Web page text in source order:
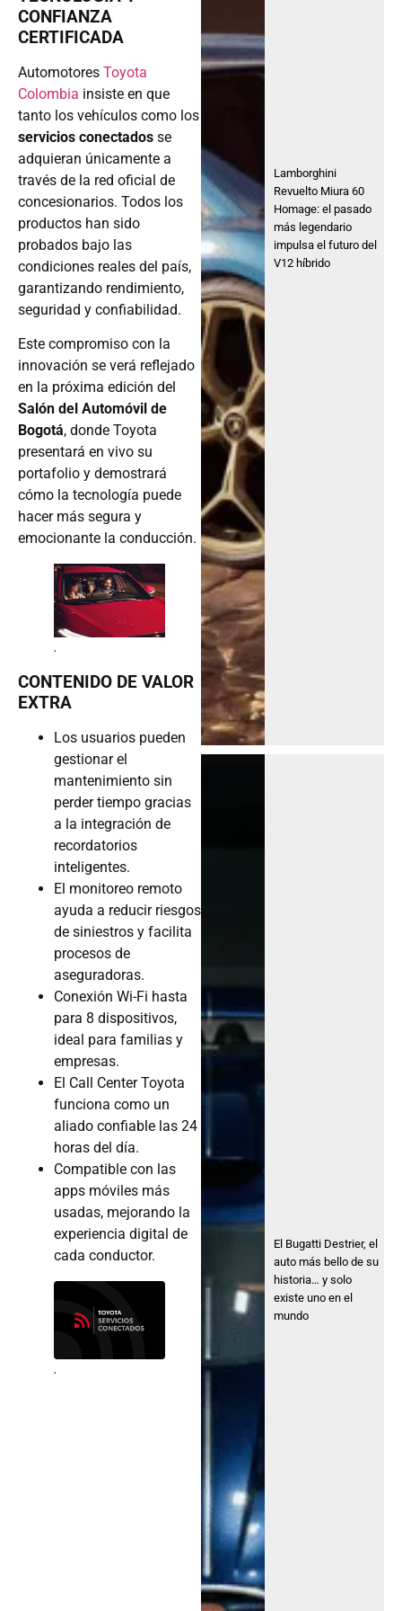
CONFIANZA
CERTIFICADA
Automotores Toyota
Colombia insiste en que
tanto los vehículos como los
servicios conectados se
adquieran únicamente a
través de la red oficial de
concesionarios. Todos los
productos han sido
probados bajo las
condiciones reales del país,
garantizando rendimiento,
seguridad y confiabilidad.
Este compromiso con la
innovación se verá reflejado
en la próxima edición del
Salón del Automóvil de
Bogotá, donde Toyota
presentará en vivo su
portafolio y demostrará
cómo la tecnología puede
hacer más segura y
emocionante la conducción.
.
CONTENIDO DE VALOR
EXTRA
Los usuarios pueden
gestionar el
mantenimiento sin
perder tiempo gracias
a la integración de
recordatorios
inteligentes.
El monitoreo remoto
ayuda a reducir riesgos
de siniestros y facilita
procesos de
aseguradoras.
Conexión Wi-Fi hasta
para 8 dispositivos,
ideal para familias y
empresas.
El Call Center Toyota
funciona como un
aliado confiable las 24
horas del día.
Compatible con las
apps móviles más
usadas, mejorando la
experiencia digital de
cada conductor.
.
Lamborghini
Revuelto Miura 60
Homage: el pasado
más legendario
impulsa el futuro del
V12 híbrido
El Bugatti Destrier, el
auto más bello de su
historia… y solo
existe uno en el
mundo